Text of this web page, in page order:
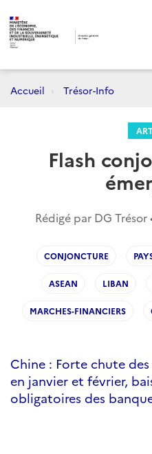
Accueil Trésor-Info
Flash
Rédigé par DG Trésor
CONJONCTURE
ASEAN LIBAN
MARCHES-FINANCIERS
Chine : Forte chute
en janvier et février,
obligatoires des